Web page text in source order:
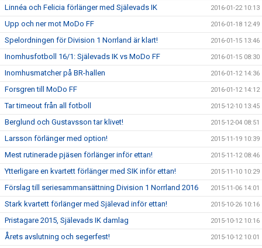
Linnéa och Felicia förlänger med Själevads IK 2016-01-22 10:13
Upp och ner mot MoDo FF 2016-01-18 12:49
Spelordningen för Division 1 Norrland är klart! 2016-01-15 13:46
Inomhusfotboll 16/1: Själevads IK vs MoDo FF 2016-01-15 08:30
Inomhusmatcher på BR-hallen 2016-01-12 14:36
Forsgren till MoDo FF 2016-01-12 14:12
Tar timeout från all fotboll 2015-12-10 13:45
Berglund och Gustavsson tar klivet! 2015-12-04 08:51
Larsson förlänger med option! 2015-11-19 10:39
Mest rutinerade pjäsen förlänger inför ettan! 2015-11-12 08:46
Ytterligare en kvartett förlänger med SIK inför ettan! 2015-11-10 10:29
Förslag till seriesammansättning Division 1 Norrland 2016 2015-11-06 14:01
Stark kvartett förlänger med Själevad inför ettan! 2015-10-26 10:16
Pristagare 2015, Själevads IK damlag 2015-10-12 10:16
Årets avslutning och segerfest! 2015-10-12 10:01